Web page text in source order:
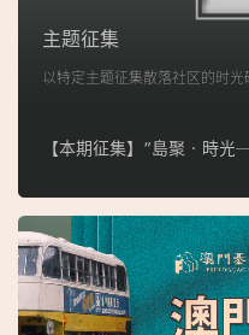
主题征集
以特定主题征集散落社区的时光
【本期征集】“島聚‧時